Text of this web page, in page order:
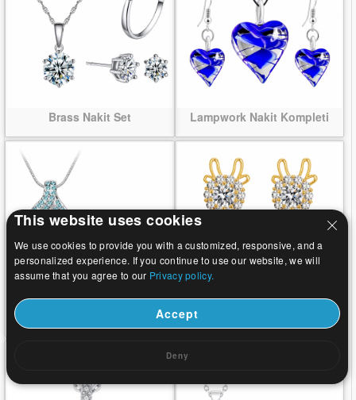
Brass Nakit Set Lampwork Nakit Kompleti
Austrijski Nakit Kompleti
Vještački dijamant nakita
skupova
This website uses cookies
We use cookies to provide you with a customized, responsive, and a
personalized experience. If you continue to use our website, we will
assume that you agree to our Privacy policy.
Accept
Deny